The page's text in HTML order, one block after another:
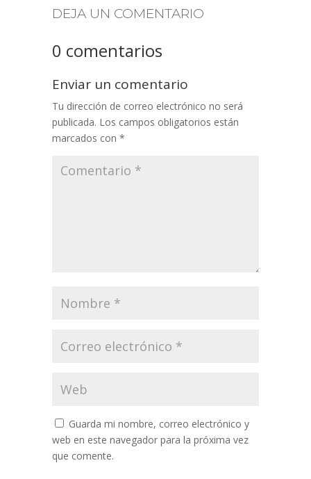
DEJA UN COMENTARIO
0 comentarios
Enviar un comentario
Tu dirección de correo electrónico no será
publicada. Los campos obligatorios están
marcados con *
Guarda mi nombre, correo electrónico y
web en este navegador para la próxima vez
que comente.